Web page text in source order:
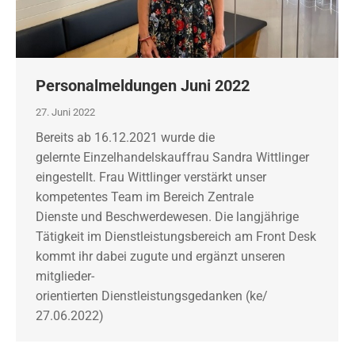
Personalmeldungen Juni 2022
27. Juni 2022
Bereits ab 16.12.2021 wurde die
gelernte Einzelhandelskauffrau Sandra Wittlinger
eingestellt. Frau Wittlinger verstärkt unser
kompetentes Team im Bereich Zentrale
Dienste und Beschwerdewesen. Die langjährige
Tätigkeit im Dienstleistungsbereich am Front Desk
kommt ihr dabei zugute und ergänzt unseren
mitglieder-
orientierten Dienstleistungsgedanken (ke/
27.06.2022)